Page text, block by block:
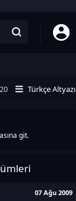
Türkçe Altyazı
git.
07 Ağu 2009